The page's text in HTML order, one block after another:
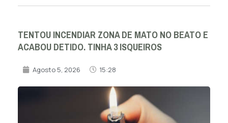
TENTOU INCENDIAR ZONA DE MATO NO BEATO E
ACABOU DETIDO. TINHA 3 ISQUEIROS
Agosto 5, 2026 15:28